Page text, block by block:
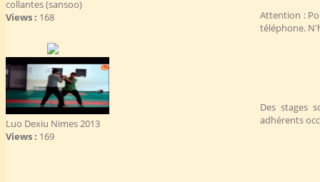
collantes (sansoo)
Views : 168
Luo Dexiu Nimes 2013
Views : 169
Attention :
téléphone.
Des stages
adhérents